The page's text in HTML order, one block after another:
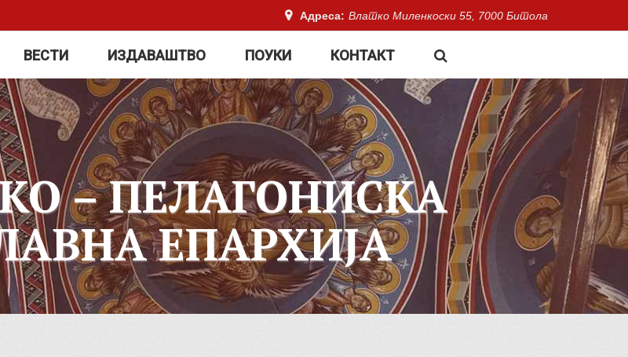
Адреса: Влатко Миленкоски 55, 7000 Битола
ВЕСТИ ИЗДАВАШТВО ПОУКИ КОНТАКТ
– ПЕЛАГОНИСКА
ЕПАРХИЈА